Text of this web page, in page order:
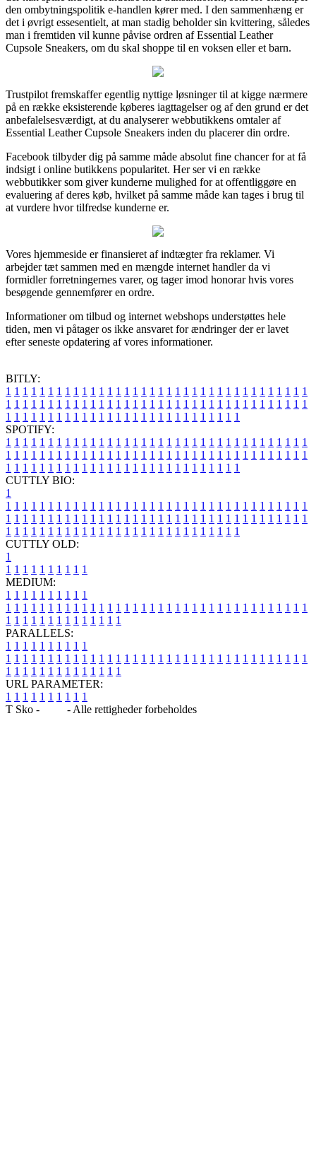
den ombytningspolitik e-handlen kører med. I den sammenhæng er
det i øvrigt essesentielt, at man stadig beholder sin kvittering, således
man i fremtiden vil kunne påvise ordren af Essential Leather
Cupsole Sneakers, om du skal shoppe til en voksen eller et barn.
Trustpilot fremskaffer egentlig nyttige løsninger til at kigge nærmere
på en række eksisterende køberes iagttagelser og af den grund er det
anbefalelsesværdigt, at du analyserer webbutikkens omtaler af
Essential Leather Cupsole Sneakers inden du placerer din ordre.
Facebook tilbyder dig på samme måde absolut fine chancer for at få
indsigt i online butikkens popularitet. Her ser vi en række
webbutikker som giver kunderne mulighed for at offentliggøre en
evaluering af deres køb, hvilket på samme måde kan tages i brug til
at vurdere hvor tilfredse kunderne er.
Vores hjemmeside er finansieret af indtægter fra reklamer. Vi
arbejder tæt sammen med en mængde internet handler da vi
formidler forretningernes varer, og tager imod honorar hvis vores
besøgende gennemfører en ordre.
Informationer om tilbud og internet webshops understøttes hele
tiden, men vi påtager os ikke ansvaret for ændringer der er lavet
efter seneste opdatering af vores informationer.
BITLY:
1 1 1 1 1 1 1 1 1 1 1 1 1 1 1 1 1 1 1 1 1 1 1 1 1 1 1 1 1 1 1 1 1 1 1 1
1 1 1 1 1 1 1 1 1 1 1 1 1 1 1 1 1 1 1 1 1 1 1 1 1 1 1 1 1 1 1 1 1 1 1 1
1 1 1 1 1 1 1 1 1 1 1 1 1 1 1 1 1 1 1 1 1 1 1 1 1 1 1 1
SPOTIFY:
1 1 1 1 1 1 1 1 1 1 1 1 1 1 1 1 1 1 1 1 1 1 1 1 1 1 1 1 1 1 1 1 1 1 1 1
1 1 1 1 1 1 1 1 1 1 1 1 1 1 1 1 1 1 1 1 1 1 1 1 1 1 1 1 1 1 1 1 1 1 1 1
1 1 1 1 1 1 1 1 1 1 1 1 1 1 1 1 1 1 1 1 1 1 1 1 1 1 1 1
CUTTLY BIO:
1
1 1 1 1 1 1 1 1 1 1 1 1 1 1 1 1 1 1 1 1 1 1 1 1 1 1 1 1 1 1 1 1 1 1 1 1
1 1 1 1 1 1 1 1 1 1 1 1 1 1 1 1 1 1 1 1 1 1 1 1 1 1 1 1 1 1 1 1 1 1 1 1
1 1 1 1 1 1 1 1 1 1 1 1 1 1 1 1 1 1 1 1 1 1 1 1 1 1 1 1
CUTTLY OLD:
1
1 1 1 1 1 1 1 1 1 1
MEDIUM:
1 1 1 1 1 1 1 1 1 1
1 1 1 1 1 1 1 1 1 1 1 1 1 1 1 1 1 1 1 1 1 1 1 1 1 1 1 1 1 1 1 1 1 1 1 1
1 1 1 1 1 1 1 1 1 1 1 1 1 1
PARALLELS:
1 1 1 1 1 1 1 1 1 1
1 1 1 1 1 1 1 1 1 1 1 1 1 1 1 1 1 1 1 1 1 1 1 1 1 1 1 1 1 1 1 1 1 1 1 1
1 1 1 1 1 1 1 1 1 1 1 1 1 1
URL PARAMETER:
1 1 1 1 1 1 1 1 1 1
T Sko -
- Alle rettigheder forbeholdes